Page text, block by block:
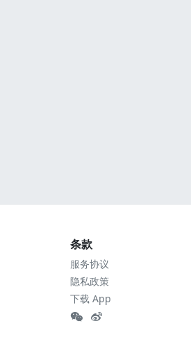
条款
服务协议
隐私政策
下载 App